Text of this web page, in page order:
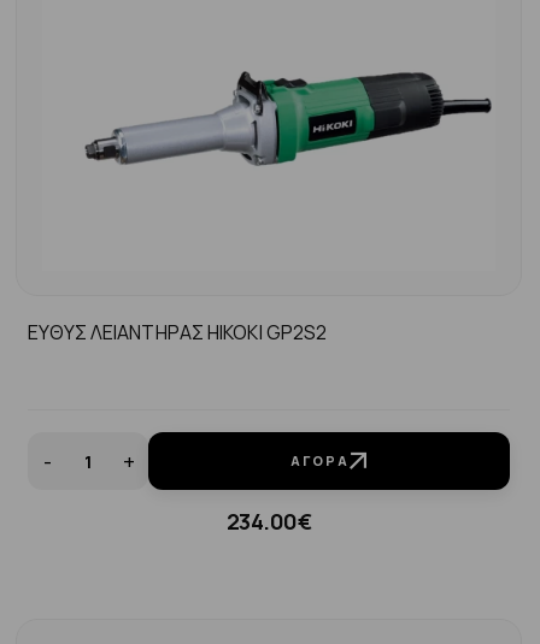
ΕΥΘΥΣ ΛΕΙΑΝΤΗΡΑΣ HIKOKI GP2S2
- + ΑΓΟΡΆ
234.00€